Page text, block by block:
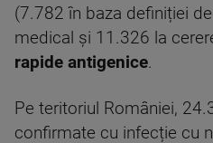
(7.782 în baza definiției
medical și 11.326 la
rapide antigenice.
Pe teritoriul României,
confirmate cu infecție cu